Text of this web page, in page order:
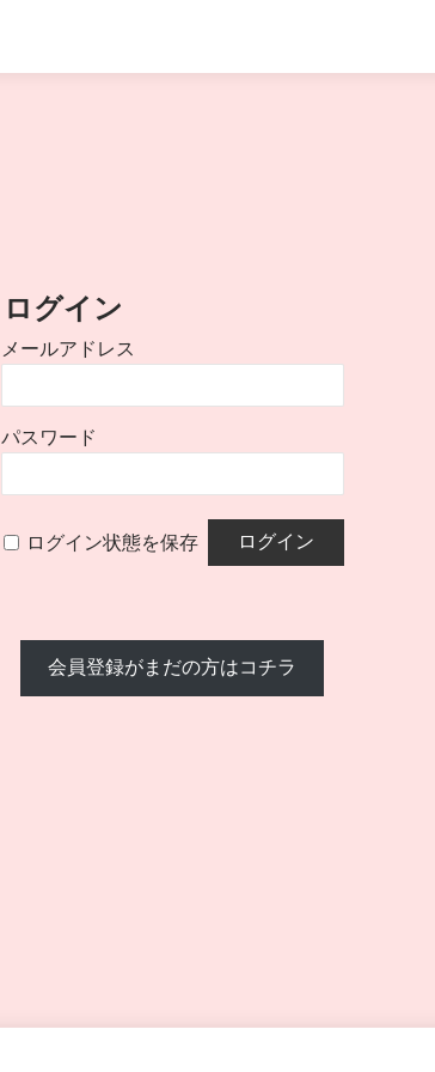
ログイン
メールアドレス
パスワード
ログイン状態を保存
会員登録がまだの方はコチラ